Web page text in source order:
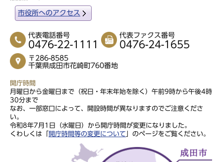
市役所へのアクセス
代表電話番号
0476-22-1111
代表ファクス番号
0476-24-1655
〒286-8585
千葉県成田市花崎町760番地
開庁時間
月曜日から金曜日まで（祝日・年末年始を除く）午前9時から午後4時
30分まで
なお、一部窓口によって、開設時間が異なりますのでご注意くださ
い。
令和8年7月1日（水曜日）から開庁時間が変更になりました。
くわしくは「
開庁時間等の変更について 」のページをご覧ください。